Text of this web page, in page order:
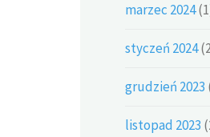
marzec 2024
styczeń 2024
grudzień 2023
listopad 2023